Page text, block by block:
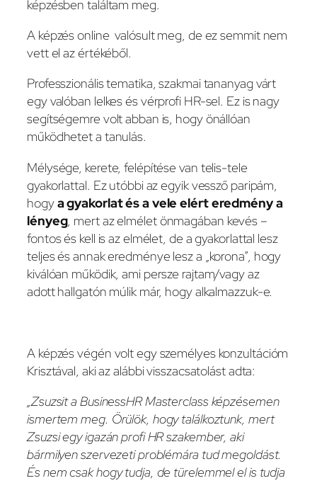
képzésben találtam meg.
A képzés online valósult meg, de ez semmit nem
vett el az értékéből.
Professzionális tematika, szakmai tananyag várt
egy valóban lelkes és vérprofi HR-sel. Ez is nagy
segítségemre volt abban is, hogy önállóan
működhetet a tanulás.
Mélysége, kerete, felépítése van telis-tele
gyakorlattal. Ez utóbbi az egyik vessző paripám,
hogya gyakorlat és a vele elért eredmény a
lényeg, mert az elmélet önmagában kevés –
fontos és kell is az elmélet, de a gyakorlattal lesz
teljes és annak eredménye lesz a „korona”, hogy
kiválóan működik, ami persze rajtam/vagy az
adott hallgatón múlik már, hogy alkalmazzuk-e.
A képzés végén volt egy személyes konzultációm
Krisztával, aki az alábbi visszacsatolást adta:
„Zsuzsit a BusinessHR Masterclass képzésemen
ismertem meg. Örülök, hogy találkoztunk, mert
Zsuzsi egy igazán profi HR szakember, aki
bármilyen szervezeti problémára tud megoldást.
És nem csak hogy tudja, de türelemmel el is tudja